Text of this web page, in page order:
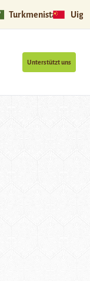
Turkmenistan
Unterstützt uns